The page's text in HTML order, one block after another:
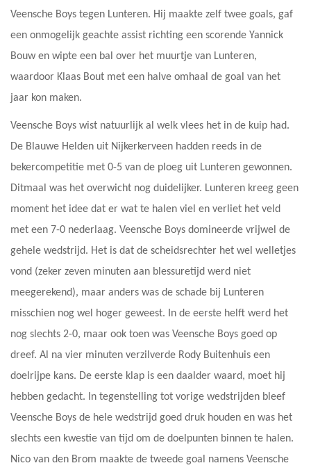
Veensche Boys tegen Lunteren. Hij maakte zelf twee goals, gaf
een onmogelijk geachte assist richting een scorende Yannick
Bouw en wipte een bal over het muurtje van Lunteren,
waardoor Klaas Bout met een halve omhaal de goal van het
jaar kon maken.
Veensche Boys wist natuurlijk al welk vlees het in de kuip had.
De Blauwe Helden uit Nijkerkerveen hadden reeds in de
bekercompetitie met 0-5 van de ploeg uit Lunteren gewonnen.
Ditmaal was het overwicht nog duidelijker. Lunteren kreeg geen
moment het idee dat er wat te halen viel en verliet het veld
met een 7-0 nederlaag. Veensche Boys domineerde vrijwel de
gehele wedstrijd. Het is dat de scheidsrechter het wel welletjes
vond (zeker zeven minuten aan blessuretijd werd niet
meegerekend), maar anders was de schade bij Lunteren
misschien nog wel hoger geweest. In de eerste helft werd het
nog slechts 2-0, maar ook toen was Veensche Boys goed op
dreef. Al na vier minuten verzilverde Rody Buitenhuis een
doelrijpe kans. De eerste klap is een daalder waard, moet hij
hebben gedacht. In tegenstelling tot vorige wedstrijden bleef
Veensche Boys de hele wedstrijd goed druk houden en was het
slechts een kwestie van tijd om de doelpunten binnen te halen.
Nico van den Brom maakte de tweede goal namens Veensche